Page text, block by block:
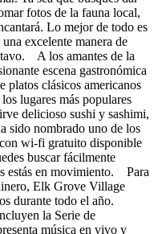
fotos de la fauna local,
Lo mejor de todo es
excelente manera de
A los amantes de la
escena gastronómica
platos clásicos americanos
lugares más populares
delicioso sushi y sashimi,
sido nombrado uno de los
wi-fi gratuito disponible
buscar fácilmente
estás en movimiento. Para
Elk Grove Village
durante todo el año.
la Serie de
música en vivo y